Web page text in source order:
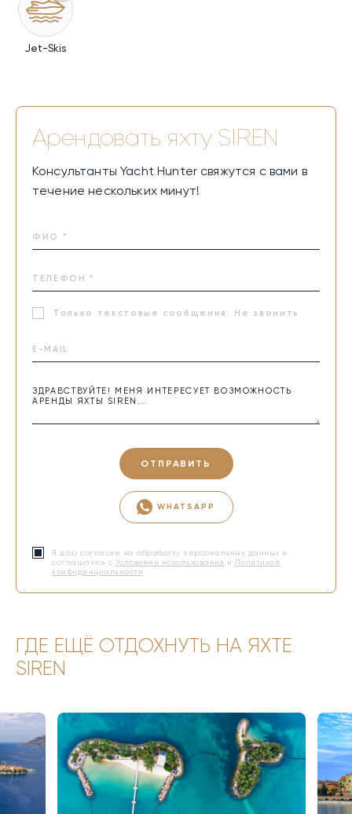
Jet-Skis
Арендовать яхту SIREN
Консультанты Yacht Hunter свяжутся с вами в
течение нескольких минут!
Только текстовые сообщения. Не звонить
ОТПРАВИТЬ
WHATSAPP
Я даю согласие на обработку персональных данных и
соглашаюсь с Условиями использования и Политикой
конфиденциальности
ГДЕ ЕЩЁ ОТДОХНУТЬ НА ЯХТЕ
SIREN